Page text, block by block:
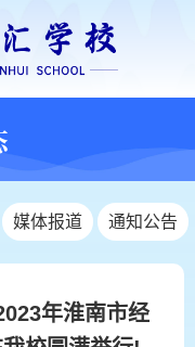
媒体报道 通知公告
年淮南市经